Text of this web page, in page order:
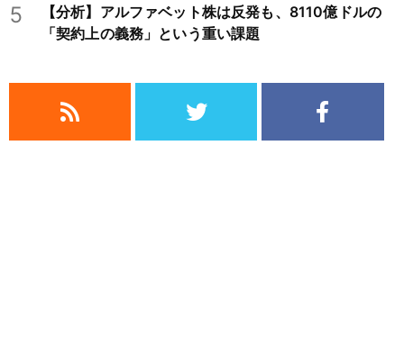
5
【分析】アルファベット株は反発も、8110億ドルの
「契約上の義務」という重い課題